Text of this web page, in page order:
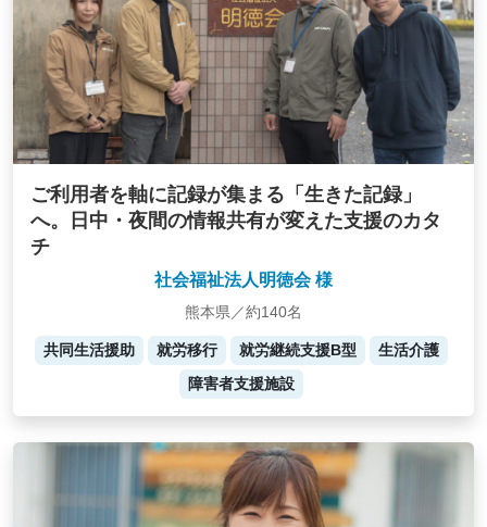
ご利用者を軸に記録が集まる「生きた記録」
へ。日中・夜間の情報共有が変えた支援のカタ
チ
社会福祉法人明徳会 様
熊本県／約140名
共同生活援助 就労移行 就労継続支援B型
生活介護
障害者支援施設